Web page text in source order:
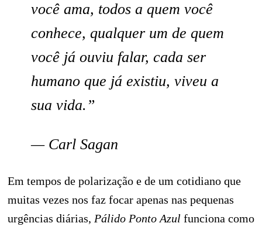
você ama, todos a quem você
conhece, qualquer um de quem
você já ouviu falar, cada ser
humano que já existiu, viveu a
sua vida.”
— Carl Sagan
Em tempos de polarização e de um cotidiano que
muitas vezes nos faz focar apenas nas pequenas
urgências diárias, Pálido Ponto Azul funciona como